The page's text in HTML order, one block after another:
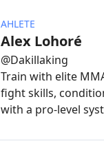
AHLETE
Alex Lohoré
@Dakillaking
Train with elite
fight skills,
with a pro-level